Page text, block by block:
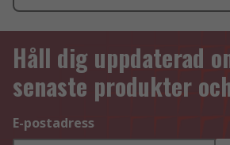
Håll dig uppdaterad
senaste produkter
E-postadress